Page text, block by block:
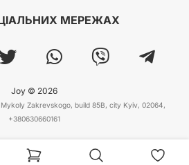
МЕРЕЖАХ
Joy © 2026
Mykoly Zakrevskogo, build 85B, city Kyiv, 02064,
+380630660161